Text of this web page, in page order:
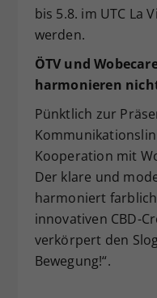
bis 5.8. im UTC La
werden.
ÖTV und
harmonieren
Pünktlich zur
Kooperation mit
Der klare und
harmoniert
innovativen CBD-
verkörpert den
Bewegung!“.
Zweck
Dieser
zufällig
hat.